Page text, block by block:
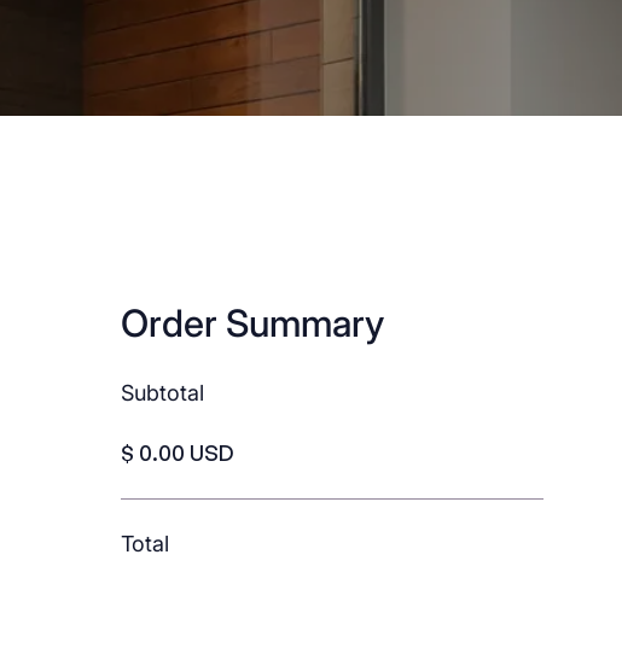
Order Summary
Subtotal
$ 0.00 USD
Total